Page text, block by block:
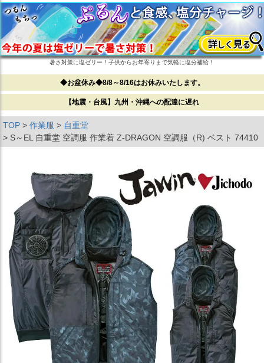
暑さ対策に塩ゼリー！子供からお年寄りまで気軽に塩分補給！
◆お盆休み◆8/8～8/16はお休みいたします。
【地震・台風】九州・沖縄への配達に遅れ
TOP 作業服
自重堂
S～EL 自重堂 空調服 作業着 Z-DRAGON 空調服（R) ベスト 74410